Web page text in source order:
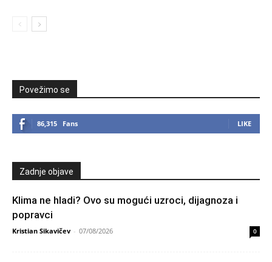
Povežimo se
86,315 Fans LIKE
Zadnje objave
Klima ne hladi? Ovo su mogući uzroci, dijagnoza i
popravci
Kristian Sikavičev - 07/08/2026 0